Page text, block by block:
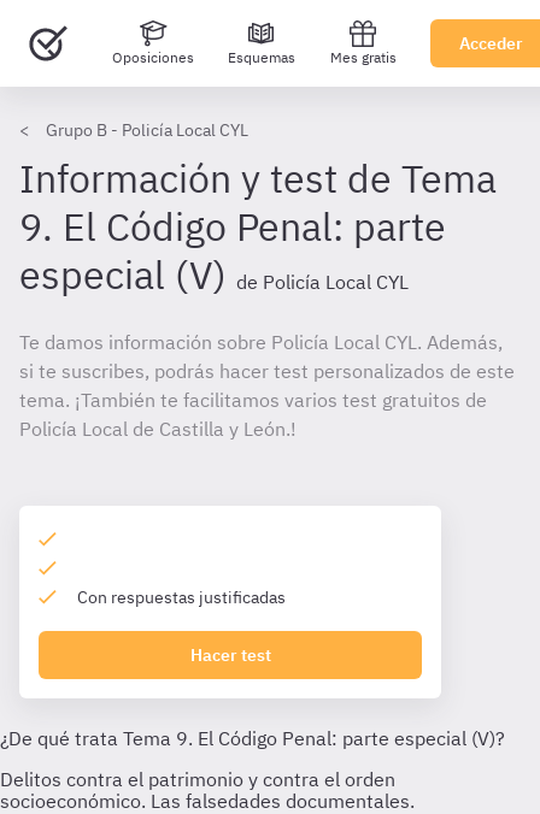
Oposiciones Esquemas Mes gratis
Acceder
Grupo B - Policía Local CYL
Información y test de Tema
9. El Código Penal: parte
especial (V) de Policía Local CYL
Te damos información sobre Policía Local CYL. Además,
si te suscribes, podrás hacer test personalizados de este
tema. ¡También te facilitamos varios test gratuitos de
Policía Local de Castilla y León.!
Con respuestas justificadas
Hacer test